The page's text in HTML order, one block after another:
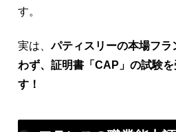
す。
実は、パティスリーの本場フラ
わず、証明書「CAP」の試験
す！